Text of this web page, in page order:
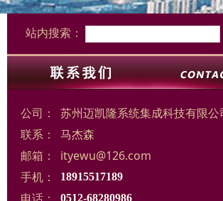
站内搜索：
公司：
苏州迈凯隆系统集成科技有限公
联系：
马杰森
邮箱：
ityewu@126.com
手机：
18915517189
0512-68280986